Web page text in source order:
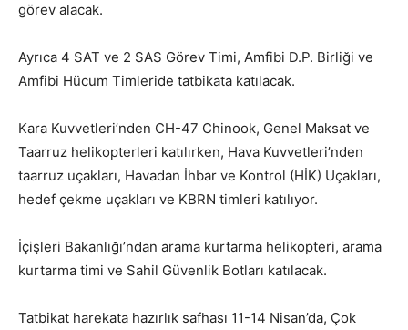
görev alacak.
Ayrıca 4 SAT ve 2 SAS Görev Timi, Amfibi D.P. Birliği ve
Amfibi Hücum Timleride tatbikata katılacak.
Kara Kuvvetleri’nden CH-47 Chinook, Genel Maksat ve
Taarruz helikopterleri katılırken, Hava Kuvvetleri’nden
taarruz uçakları, Havadan İhbar ve Kontrol (HİK) Uçakları,
hedef çekme uçakları ve KBRN timleri katılıyor.
İçişleri Bakanlığı’ndan arama kurtarma helikopteri, arama
kurtarma timi ve Sahil Güvenlik Botları katılacak.
Tatbikat harekata hazırlık safhası 11-14 Nisan’da, Çok